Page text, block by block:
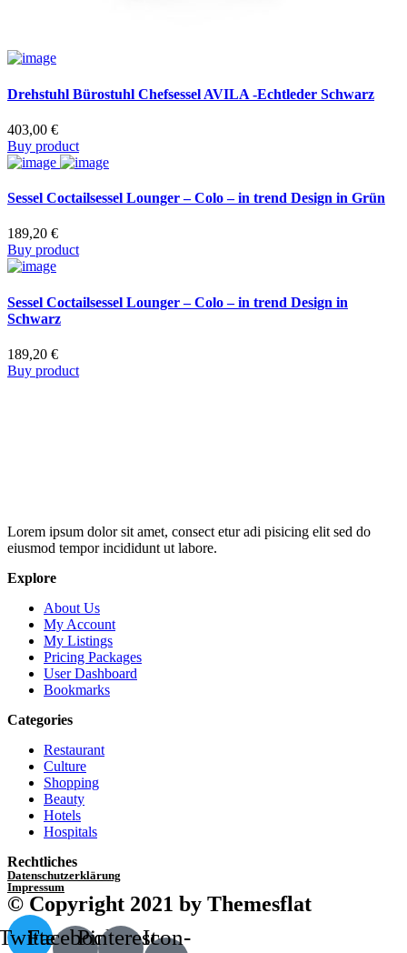
Drehstuhl Bürostuhl Chefsessel AVILA -Echtleder Schwarz
403,00 €
Buy product
Sessel Coctailsessel Lounger – Colo – in trend Design in Grün
189,20 €
Buy product
Sessel Coctailsessel Lounger – Colo – in trend Design in
Schwarz
189,20 €
Buy product
Lorem ipsum dolor sit amet, consect etur adi pisicing elit sed do
eiusmod tempor incididunt ut labore.
Explore
About Us
My Account
My Listings
Pricing Packages
User Dashboard
Bookmarks
Categories
Restaurant
Culture
Shopping
Beauty
Hotels
Hospitals
Rechtliches
Datenschutzerklärung
Impressum
© Copyright 2021 by Themesflat
Facebook-
Pinterest-Icon-